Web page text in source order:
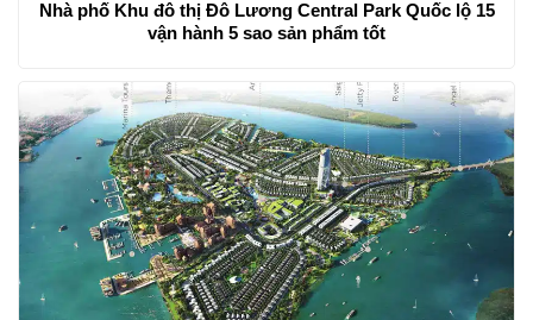
Nhà phố Khu đô thị Đô Lương Central Park Quốc lộ 15
vận hành 5 sao sản phẩm tốt